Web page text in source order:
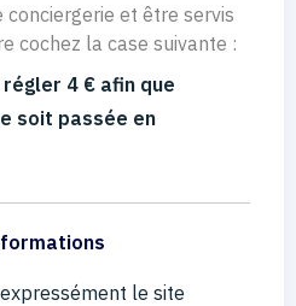
conciergerie et être servis
cochez la case suivante :
4 € afin que
soit passée en
le site